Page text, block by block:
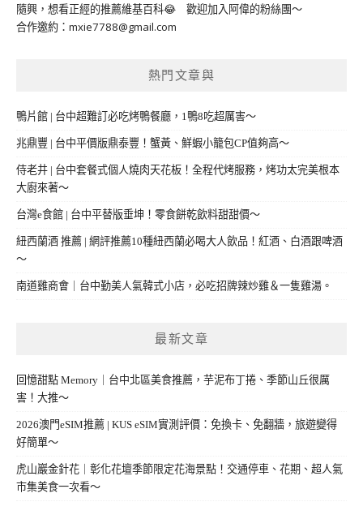
隨興，想看正經的推薦維基百科😂 歡迎加入阿偉的粉絲團～
合作邀約： mxie7788@gmail.com
熱門文章與
鴨片館 | 台中超難訂必吃烤鴨餐廳，1鴨8吃超厲害～
兆鼎豐 | 台中平價版鼎泰豐！蟹黃、鮮蝦小籠包CP值夠高～
侍老井 | 台中套餐式個人燒肉天花板！全程代烤服務，烤功太完美根本
大廚來著～
台灣e食館 | 台中平替版垂坤！零食餅乾飲料甜甜價～
紐西蘭酒 推薦 | 網評推薦10種紐西蘭必喝大人飲品！紅酒、白酒跟啤酒
～
南道雞商會｜台中勤美人氣韓式小店，必吃招牌辣炒雞＆一隻雞湯。
最新文章
回憶甜點 Memory｜台中北區美食推薦，芋泥布丁捲、季節山丘很厲
害！大推～
2026澳門eSIM推薦 | KUS eSIM實測評價：免換卡、免翻牆，旅遊變得
好簡單～
虎山巖金針花｜彰化花壇季節限定花海景點！交通停車、花期、超人氣
市集美食一次看～